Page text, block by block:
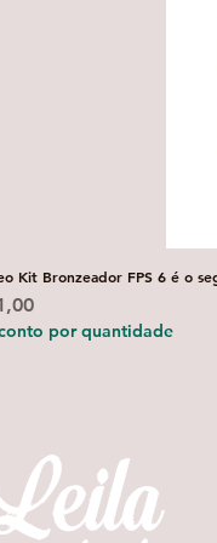
Kit Bronzeador FPS 6 é o
por quantidade